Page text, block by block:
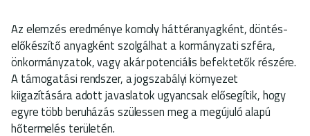
Az elemzés eredménye komoly háttéranyagként, döntés-
előkészítő anyagként szolgálhat a kormányzati szféra,
önkormányzatok, vagy akár potenciális befektetők részére.
A támogatási rendszer, a jogszabályi környezet
kiigazítására adott javaslatok ugyancsak elősegítik, hogy
egyre több beruházás szülessen meg a megújuló alapú
hőtermelés területén.